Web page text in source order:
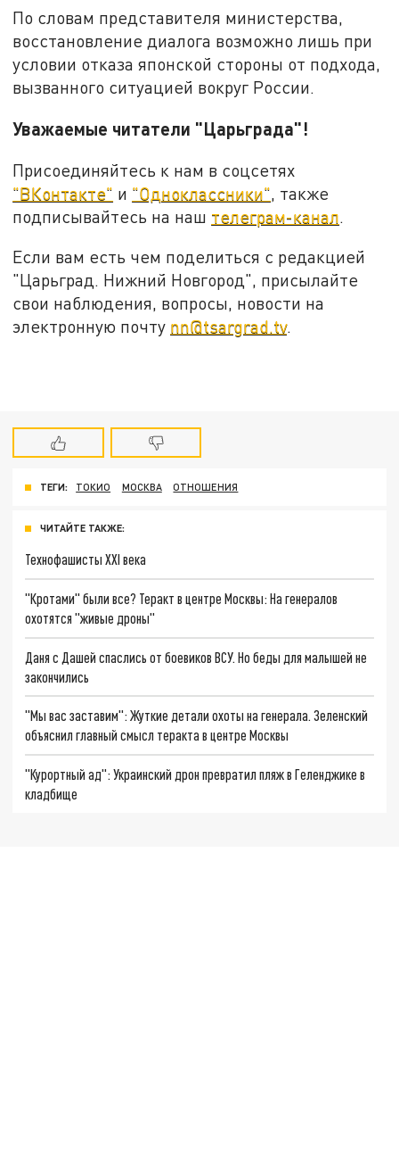
По словам представителя министерства,
восстановление диалога возможно лишь при
условии отказа японской стороны от подхода,
вызванного ситуацией вокруг России.
Уважаемые читатели "Царьграда"!
Присоединяйтесь к нам в соцсетях
"ВКонтакте" и "Одноклассники" , также
подписывайтесь на наш телеграм-канал
Если вам есть чем поделиться с редакцией
"Царьград. Нижний Новгород", присылайте
свои наблюдения, вопросы, новости на
электронную почту nn@tsargrad.tv.
ТЕГИ: ТОКИО МОСКВА ОТНОШЕНИЯ
ЧИТАЙТЕ ТАКЖЕ:
Технофашисты XXI века
"Кротами" были все? Теракт в центре Москвы: На генералов
охотятся "живые дроны"
Даня с Дашей спаслись от боевиков ВСУ. Но беды для малышей не
закончились
"Мы вас заставим": Жуткие детали охоты на генерала. Зеленский
объяснил главный смысл теракта в центре Москвы
"Курортный ад": Украинский дрон превратил пляж в Геленджике в
кладбище